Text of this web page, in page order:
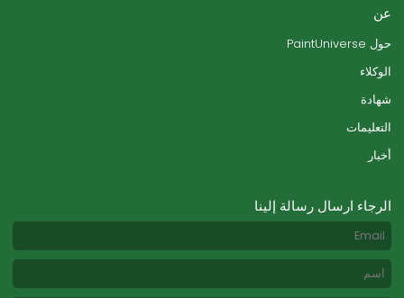
عن
حول PaintUniverse
الوكلاء
شهادة
التعليمات
أخبار
الرجاء ارسال رسالة إلينا